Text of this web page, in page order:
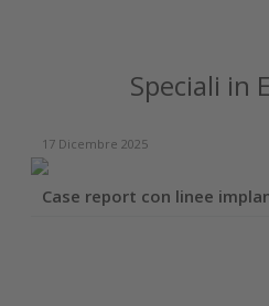
Speciali in
17 Dicembre 2025
Case report con linee